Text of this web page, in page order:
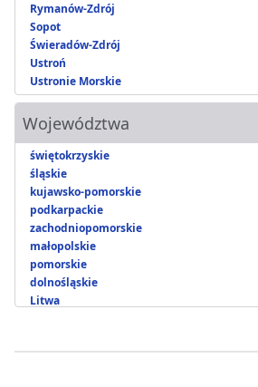
Rymanów-Zdrój
Sopot
Świeradów-Zdrój
Ustroń
Ustronie Morskie
Województwa
świętokrzyskie
śląskie
kujawsko-pomorskie
podkarpackie
zachodniopomorskie
małopolskie
pomorskie
dolnośląskie
Litwa